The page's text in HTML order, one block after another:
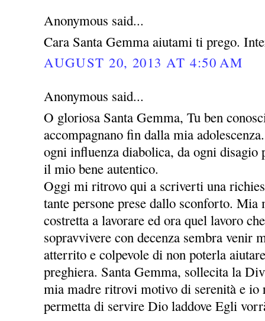
Anonymous said...
Cara Santa Gemma aiutami ti prego.
AUGUST 20, 2013 AT 4:50 AM
Anonymous said...
O gloriosa Santa Gemma, Tu ben
accompagnano fin dalla mia
ogni influenza diabolica, da ogni disagio
il mio bene autentico.
Oggi mi ritrovo qui a scriverti una
tante persone prese dallo sconforto. Mia
costretta a lavorare ed ora quel lavoro
sopravvivere con decenza sembra venir
atterrito e colpevole di non poterla
preghiera. Santa Gemma, sollecita la
mia madre ritrovi motivo di serenità e
permetta di servire Dio laddove Egli